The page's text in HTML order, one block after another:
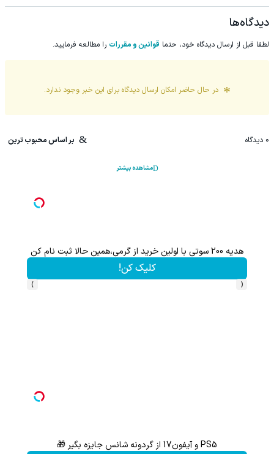
دیدگاه‌ها
لطفا قبل از ارسال دیدگاه خود، حتما قوانین و مقررات را مطالعه فرمایید.
در حال حاضر امکان ارسال دیدگاه برای این خبر وجود ندارد.
0 دیدگاه بر اساس محبوب ترین
مشاهده بیشتر
هدیه 200 سوتی با اولین خرید از گرمی،همین حالا ثبت نام کن
کلیک کن!
‹
›
PS5 و آیفون17 از گردونه شانس جایزه بگیر 🎁